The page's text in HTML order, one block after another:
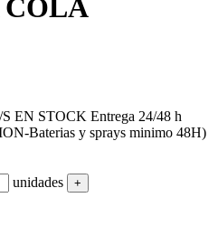
EN STOCK Entrega 24/48 h
Baterias y sprays minimo 48H)
unidades +